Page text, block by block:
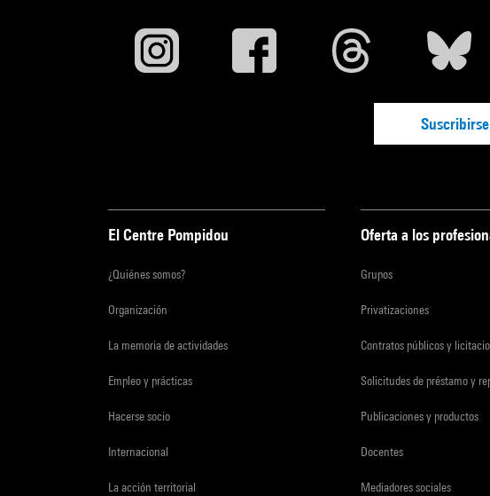
El Centre Pompidou
¿Quiénes somos?
Organización
La memoria de actividades
Empleo y prácticas
Hacerse socio
Internacional
La acción territorial
Oferta a los
Grupos
Privatizaciones
Contratos públicos y
Solicitudes de préstamo y
Publicaciones y productos
Docentes
Mediadores sociales